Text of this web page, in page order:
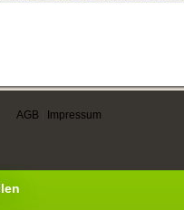
AGB Impressum